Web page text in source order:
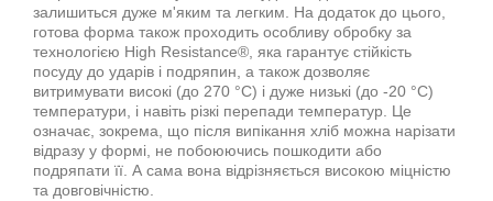
залишиться дуже м'яким та легким. На додаток до цього,
готова форма також проходить особливу обробку за
технологією High Resistance®, яка гарантує стійкість
посуду до ударів і подряпин, а також дозволяє
витримувати високі (до 270 °C) і дуже низькі (до -20 °C)
температури, і навіть різкі перепади температур. Це
означає, зокрема, що після випікання хліб можна нарізати
відразу у формі, не побоюючись пошкодити або
подряпати її. А сама вона відрізняється високою міцністю
та довговічністю.